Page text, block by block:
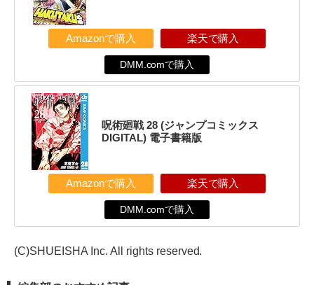
Amazonで購入 楽天で購入
DMM.comで購入
呪術廻戦 28 (ジャンプコミックス
DIGITAL) 電子書籍版
Amazonで購入 楽天で購入
DMM.comで購入
(C)SHUEISHA Inc. All rights reserved.